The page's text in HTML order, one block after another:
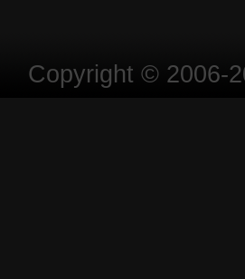
Copyright © 2006-